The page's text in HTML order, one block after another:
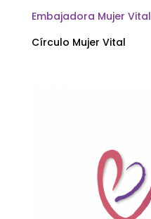
Embajadora Mujer Vital
Círculo Mujer Vital